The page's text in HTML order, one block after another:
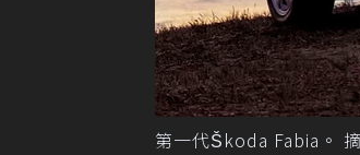
第一代Škoda Fabia。